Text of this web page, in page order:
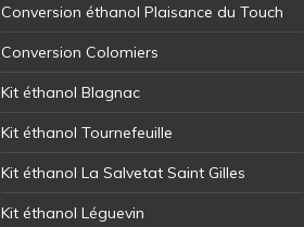
Conversion éthanol Plaisance du Touch
Conversion Colomiers
Kit éthanol Blagnac
Kit éthanol Tournefeuille
Kit éthanol La Salvetat Saint Gilles
Kit éthanol Léguevin